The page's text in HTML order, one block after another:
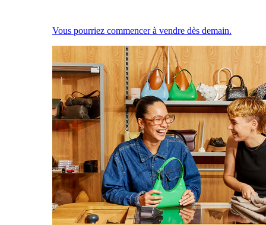
Vous pourriez commencer à vendre dès demain.